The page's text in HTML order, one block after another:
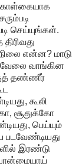
செய்யுங்கள்.
என்ன? மாடு
வாங்கின
தண்ணீர்
கூலி
சூதுக்கோ
பெய்யும்
படவேண்டியது
இரண்டு